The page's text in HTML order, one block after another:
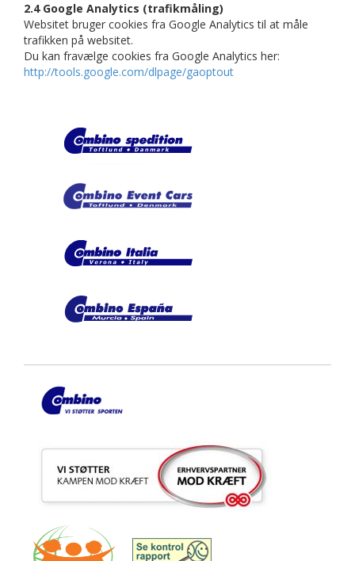
2.4 Google Analytics (trafikmåling)
Websitet bruger cookies fra Google Analytics til at måle
trafikken på websitet.
Du kan fravælge cookies fra Google Analytics her:
http://tools.google.com/dlpage/gaoptout